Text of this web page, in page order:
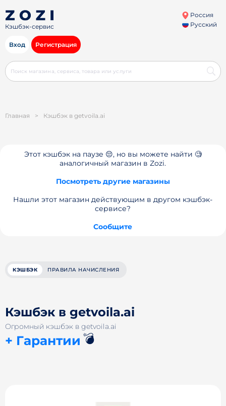
Кэшбэк-сервис
Россия
Русский
Вход Регистрация
Главная > Кэшбэк в getvoila.ai
Этот кэшбэк на паузе 😔, но вы можете найти 🧐
аналогичный магазин в Zozi.
Посмотреть другие магазины
Нашли этот магазин действующим в другом кэшбэк-
сервисе?
Сообщите
КЭШБЭК ПРАВИЛА НАЧИСЛЕНИЯ
Кэшбэк в getvoila.ai
Огромный кэшбэк в getvoila.ai
+ Гарантии 💣